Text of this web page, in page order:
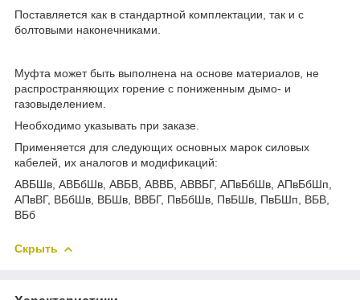
Поставляется как в стандартной комплектации, так и с
болтовыми наконечниками.
Муфта может быть выполнена на основе материалов, не
распространяющих горение с пониженным дымо- и
газовыделением.
Необходимо указывать при заказе.
Применяется для следующих основных марок силовых
кабелей, их аналогов и модификаций:
АВБШв, АВБбШв, АВБВ, АВВБ, АВВБГ, АПвБбШв, АПвБбШп,
АПвВГ, ВБбШв, ВБШв, ВВБГ, ПвБбШв, ПвБШв, ПвБШп, ВБВ,
ВБб
Скрыть